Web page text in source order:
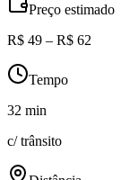
Preço estimado
R$ 49 – R$ 62
Tempo
32 min
c/ trânsito